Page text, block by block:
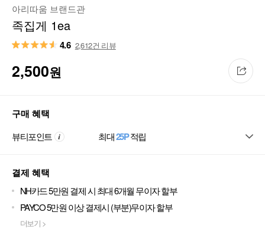
아리따움 브랜드관
족집게 1ea
4.6 2,612건 리뷰
2,500원
구매 혜택
뷰티포인트 최대25P적립
결제 혜택
NH카드 5만원 결제 시 최대 6개월 무이자 할부
PAYCO 5만원 이상 결제시 (부분)무이자 할부
더보기 >